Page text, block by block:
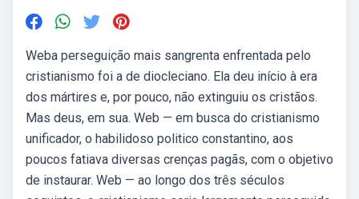
Weba perseguição mais sangrenta enfrentada pelo
cristianismo foi a de diocleciano. Ela deu início à era
dos mártires e, por pouco, não extinguiu os cristãos.
Mas deus, em sua. Web — em busca do cristianismo
unificador, o habilidoso politico constantino, aos
poucos fatiava diversas crenças pagãs, com o objetivo
de instaurar. Web — ao longo dos três séculos